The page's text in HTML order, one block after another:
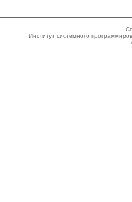
Институт системного